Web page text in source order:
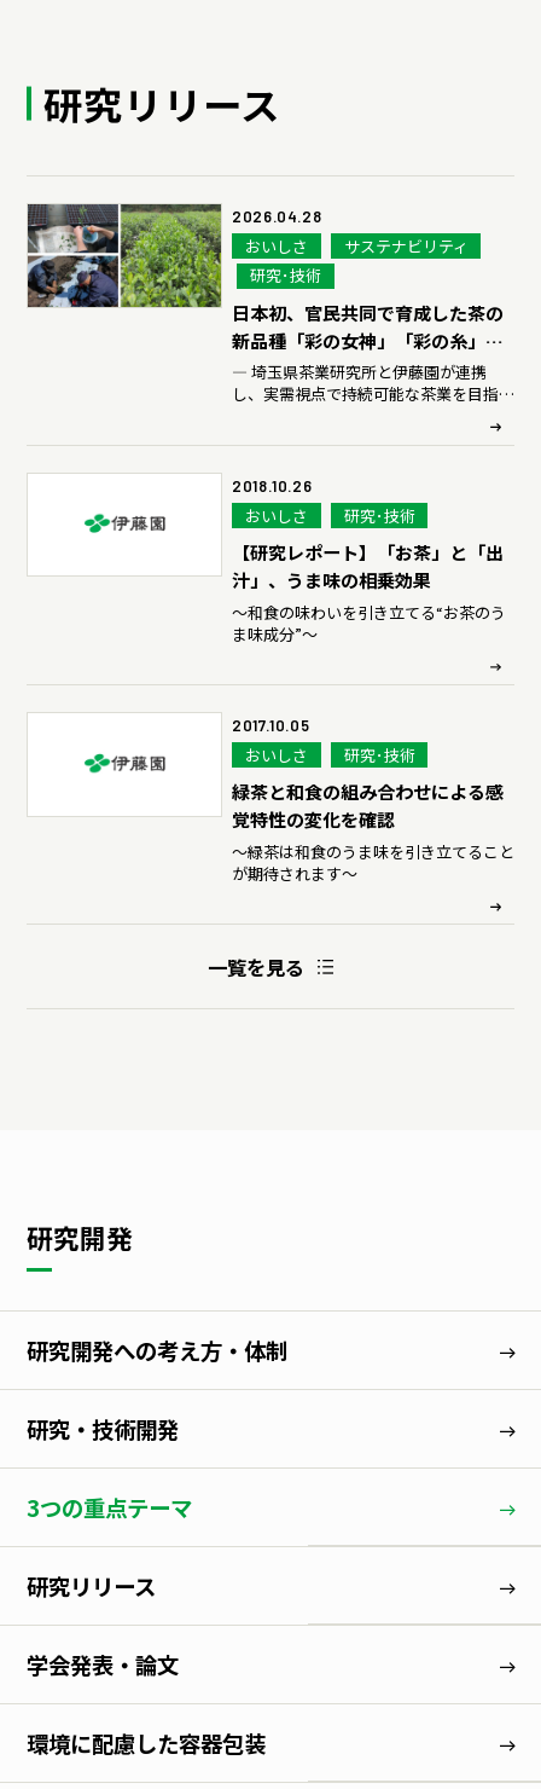
研究リリース
2026.04.28
おいしさ
サステナビリティ
研究･技術
日本初、官民共同で育成した茶の
新品種「彩の女神」「彩の糸」を
出願
― 埼玉県茶業研究所と伊藤園が連携
し、実需視点で持続可能な茶業を目指す
2018.10.26
おいしさ 研究･技術
【研究レポート】「お茶」と「出
汁」、うま味の相乗効果
～和食の味わいを引き立てる“お茶のう
ま味成分”～
2017.10.05
おいしさ 研究･技術
緑茶と和食の組み合わせによる感
覚特性の変化を確認
～緑茶は和食のうま味を引き立てること
が期待されます～
一覧を見る
研究開発
研究開発への考え方・体制
研究・技術開発
3つの重点テーマ
研究リリース
学会発表・論文
環境に配慮した容器包装